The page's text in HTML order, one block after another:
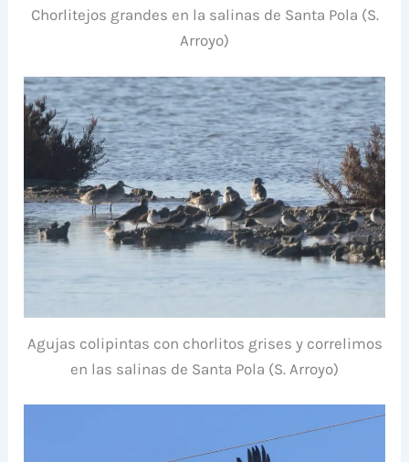
Chorlitejos grandes en la salinas de Santa Pola (S.
Arroyo)
Agujas colipintas con chorlitos grises y correlimos
en las salinas de Santa Pola (S. Arroyo)